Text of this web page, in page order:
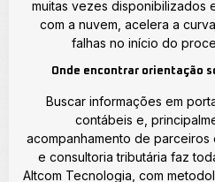
muitas vezes disponibilizados
com a nuvem, acelera a
falhas no início do
Onde encontrar orientação
Buscar informações em
contábeis e,
acompanhamento de
e consultoria tributária faz
Altcom Tecnologia, com